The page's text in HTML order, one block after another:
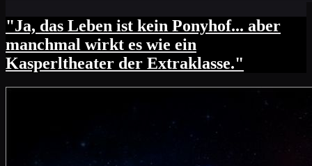
"Ja, das Leben ist kein Ponyhof... aber
manchmal wirkt es wie ein
Kasperltheater der Extraklasse."